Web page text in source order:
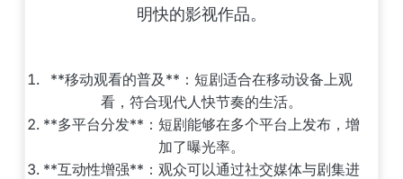
明快的影视作品。
**移动观看的普及**：短剧适合在移动设备上观
看，符合现代人快节奏的生活。
**多平台分发**：短剧能够在多个平台上发布，增
加了曝光率。
**互动性增强**：观众可以通过社交媒体与剧集进